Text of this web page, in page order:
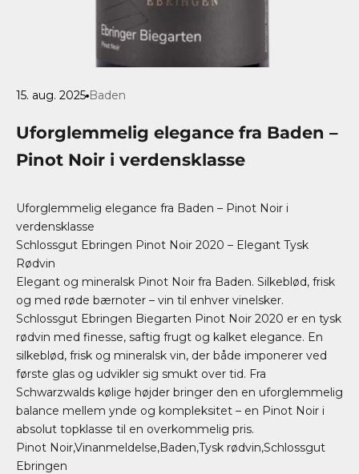
15. aug. 2025 Baden
Uforglemmelig elegance fra Baden –
Pinot Noir i verdensklasse
Uforglemmelig elegance fra Baden – Pinot Noir i
verdensklasse
Schlossgut Ebringen Pinot Noir 2020 – Elegant Tysk
Rødvin
Elegant og mineralsk Pinot Noir fra Baden. Silkeblød, frisk
og med røde bærnoter – vin til enhver vinelsker.
Schlossgut Ebringen Biegarten Pinot Noir 2020 er en tysk
rødvin med finesse, saftig frugt og kalket elegance. En
silkeblød, frisk og mineralsk vin, der både imponerer ved
første glas og udvikler sig smukt over tid. Fra
Schwarzwalds kølige højder bringer den en uforglemmelig
balance mellem ynde og kompleksitet – en Pinot Noir i
absolut topklasse til en overkommelig pris.
Pinot Noir,Vinanmeldelse,Baden,Tysk rødvin,Schlossgut
Ebringen